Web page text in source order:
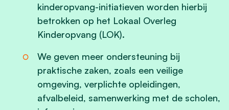
kinderopvang-initiatieven worden hierbij
betrokken op het Lokaal Overleg
Kinderopvang (LOK).
We geven meer ondersteuning bij
praktische zaken, zoals een veilige
omgeving, verplichte opleidingen,
afvalbeleid, samenwerking met de scholen,